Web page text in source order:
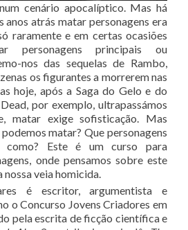
cenário apocalíptico. Mas há
anos atrás matar personagens era
raramente e em certas ocasiões
personagens principais ou
nos das sequelas de Rambo,
os figurantes a morrerem nas
hoje, após a Saga do Gelo e do
por exemplo, ultrapassámos
matar exige sofisticação. Mas
matar? Que personagens
como? Este é um curso para
onde pensamos sobre este
veia homicida.
é escritor, argumentista e
o Concurso Jovens Criadores em
pela escrita de ficção científica e